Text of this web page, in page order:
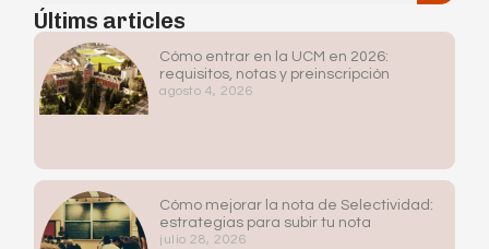
Últims articles
Cómo entrar en la UCM en 2026:
requisitos, notas y preinscripción
agosto 4, 2026
Cómo mejorar la nota de Selectividad:
estrategias para subir tu nota
julio 28, 2026